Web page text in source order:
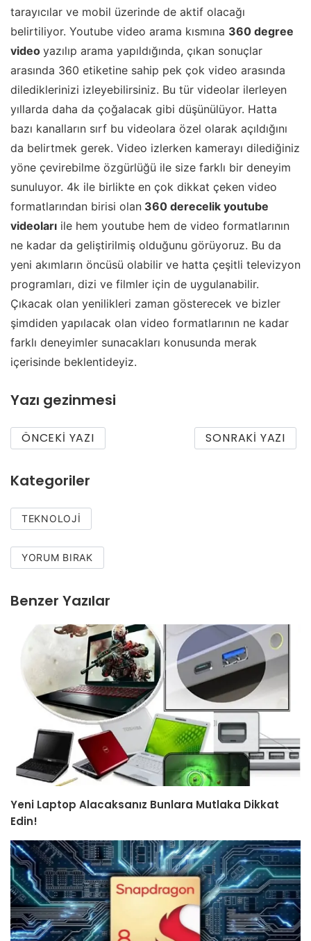
tarayıcılar ve mobil üzerinde de aktif olacağı
belirtiliyor. Youtube video arama kısmına 360 degree
video yazılıp arama yapıldığında, çıkan sonuçlar
arasında 360 etiketine sahip pek çok video arasında
dilediklerinizi izleyebilirsiniz. Bu tür videolar ilerleyen
yıllarda daha da çoğalacak gibi düşünülüyor. Hatta
bazı kanalların sırf bu videolara özel olarak açıldığını
da belirtmek gerek. Video izlerken kamerayı dilediğiniz
yöne çevirebilme özgürlüğü ile size farklı bir deneyim
sunuluyor. 4k ile birlikte en çok dikkat çeken video
formatlarından birisi olan 360 derecelik youtube
videoları ile hem youtube hem de video formatlarının
ne kadar da geliştirilmiş olduğunu görüyoruz. Bu da
yeni akımların öncüsü olabilir ve hatta çeşitli televizyon
programları, dizi ve filmler için de uygulanabilir.
Çıkacak olan yenilikleri zaman gösterecek ve bizler
şimdiden yapılacak olan video formatlarının ne kadar
farklı deneyimler sunacakları konusunda merak
içerisinde beklentideyiz.
Yazı gezinmesi
ÖNCEKI YAZI SONRAKI YAZI
Kategoriler
TEKNOLOJI
YORUM BIRAK
Benzer Yazılar
Yeni Laptop Alacaksanız Bunlara Mutlaka Dikkat
Edin!